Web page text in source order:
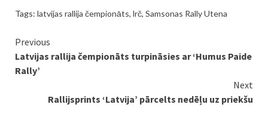
Tags: latvijas rallija čempionāts, lrč, Samsonas Rally Utena
Continue
Reading
Previous
Latvijas rallija čempionāts turpināsies ar ‘Humus Paide
Rally’
Next
Rallijsprints ‘Latvija’ pārcelts nedēļu uz priekšu